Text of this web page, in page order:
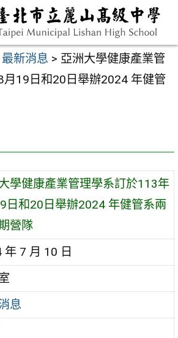
最新消息 > 亞洲大學健康產業管
19日和20日舉辦2024 年健管
學健康產業管理學系訂於113年
日和20日舉辦2024 年健管系兩
營隊
年 7 月 10 日
息